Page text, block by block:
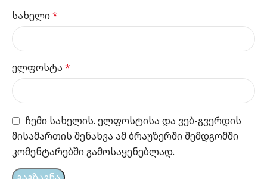
სახელი*
ელფოსტა *
ჩემი სახელის. ელფოსტისა და ვებ-გვერდის
მისამართის შენახვა ამ ბრაუზერში შემდგომში
კომენტარებში გამოსაყენებლად.